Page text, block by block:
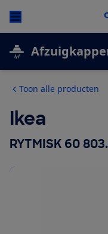
Toon alle producten
Ikea
RYTMISK 60